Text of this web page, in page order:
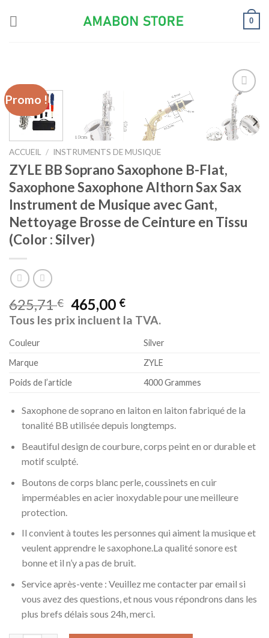
0
Promo !
Ajouter
à la liste
d’envies
ACCUEIL / INSTRUMENTS DE MUSIQUE
ZYLE BB Soprano Saxophone B-Flat,
Saxophone Saxophone Althorn Sax Sax
Instrument de Musique avec Gant,
Nettoyage Brosse de Ceinture en Tissu
(Color : Silver)
625,71€ 465,00 €
Tous les prix incluent la TVA.
Couleur
Silver
Marque
ZYLE
Poids de l’article
4000 Grammes
Saxophone de soprano en laiton en laiton fabriqué de la
tonalité BB utilisée depuis longtemps.
Beautiful design de courbure, corps peint en or durable et
motif sculpté.
Boutons de corps blanc perle, coussinets en cuir
imperméables en acier inoxydable pour une meilleure
protection.
Il convient à toutes les personnes qui aiment la musique et
veulent apprendre le saxophone.La qualité sonore est
bonne et il n’y a pas de bruit.
Service après-vente : Veuillez me contacter par email si
vous avez des questions, et nous vous répondrons dans les
plus brefs délais sous 24h, merci.